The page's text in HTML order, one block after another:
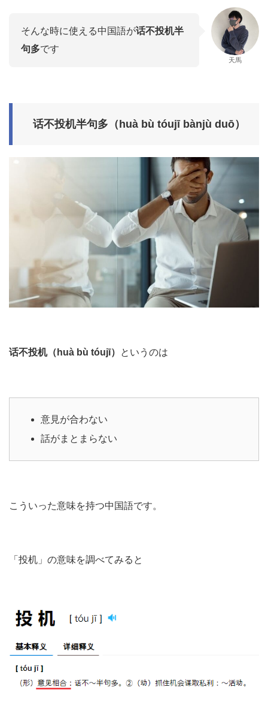
そんな時に使える中国語が话不投机半
句多です
天馬
话不投机半句多（huà bù tóujī bànjù duō）
话不投机（huà bù tóujī） というのは
意見が合わない
話がまとまらない
こういった意味を持つ中国語です。
「投机」の意味を調べてみると